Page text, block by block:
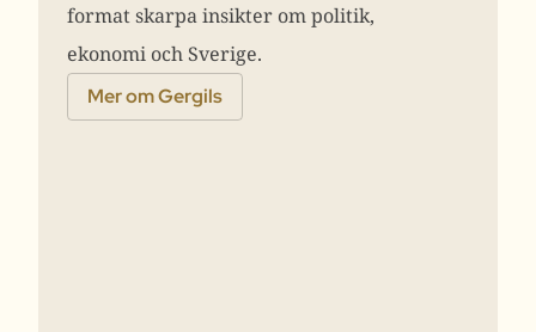
format skarpa insikter om politik,
ekonomi och Sverige.
Mer om Gergils